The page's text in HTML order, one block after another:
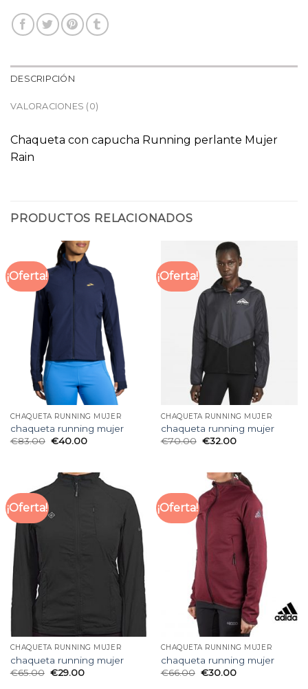
DESCRIPCIÓN
VALORACIONES (0)
Chaqueta con capucha Running perlante Mujer
Rain
PRODUCTOS RELACIONADOS
¡Oferta!
CHAQUETA RUNNING MUJER
chaqueta running mujer
€83.00 €40.00
¡Oferta!
CHAQUETA RUNNING MUJER
chaqueta running mujer
€70.00 €32.00
¡Oferta!
CHAQUETA RUNNING MUJER
chaqueta running mujer
€65.00 €29.00
¡Oferta!
CHAQUETA RUNNING MUJER
chaqueta running mujer
€66.00 €30.00